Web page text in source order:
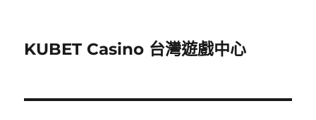
KUBET Casino 台灣遊戲中心